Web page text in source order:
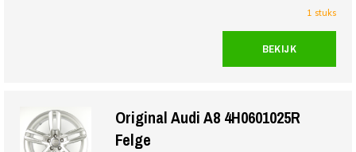
1 stuks
BEKIJK
Original Audi A8 4H0601025R
Felge